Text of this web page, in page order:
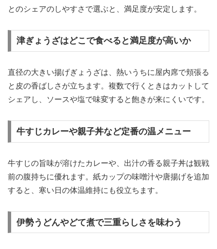
とのシェアのしやすさで選ぶと、満足度が安定します。
津ぎょうざはどこで食べると満足度が高いか
直径の大きい揚げぎょうざは、熱いうちに屋内席で頬張る
と皮の香ばしさが立ちます。複数で行くときはカットして
シェアし、ソースや塩で味変すると飽きが来にくいです。
牛すじカレーや親子丼など定番の温メニュー
牛すじの旨味が溶けたカレーや、出汁の香る親子丼は観戦
前の腹持ちに優れます。紙カップの味噌汁や唐揚げを追加
すると、寒い日の体温維持にも役立ちます。
伊勢うどんやどて煮で三重らしさを味わう